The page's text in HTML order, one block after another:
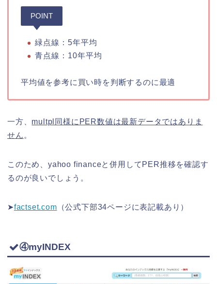
POINT
緑点線：5年平均
青点線：10年平均
平均値を参考に買い時を判断するのに最適
一方、 multpl同様にPER数値は最新データではありま
せん 。
このため、yahoo financeと併用してPER推移を確認す
るのが良いでしょう。
➤factset.com （公式下部34ページに表記載あり）
④myINDEX